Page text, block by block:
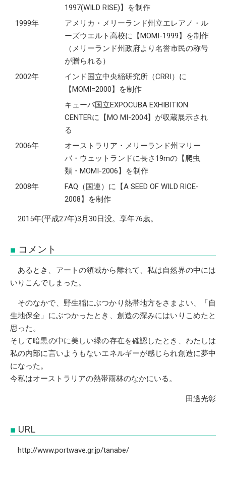
1997(WILD RISE)】を制作
1999年
アメリカ・メリーランド州立エレアノ・ル
ーズウエルト高校に【MOMI-1999】を制作
（メリーランド州政府より名誉市民の称号
が贈られる）
2002年
インド国立中央稲研究所（CRRI）に
【MOMI=2000】を制作
キューバ国立EXPOCUBA EXHIBITION
CENTERに【MO MI-2004】が収蔵展示され
る
2006年
オーストラリア・メリーランド州マリー
バ・ウェットランドに長さ19mの【爬虫
類・MOMI-2006】を制作
2008年
FAQ（国連）に【A SEED OF WILD RICE-
2008】を制作
2015年(平成27年)3月30日没。享年76歳。
コメント
あるとき、アートの領域から離れて、私は自然界の中には
いりこんでしまった。
そのなかで、野生稲にぶつかり熱帯地方をさまよい、「自
生地保全」にぶつかったとき、創造の深みにはいりこめたと
思った。
そして暗黒の中に美しい緑の存在を確認したとき、わたしは
私の内部に言いようもないエネルギーが感じられ創造に夢中
になった。
今私はオーストラリアの熱帯雨林のなかにいる。
田邊光彰
URL
http://www.portwave.gr.jp/tanabe/